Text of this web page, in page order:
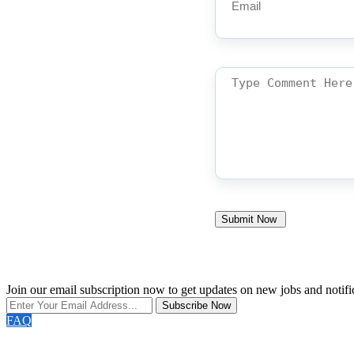
Join our email subscription now to get updates on new jobs and
Subscribe Now
FAQ